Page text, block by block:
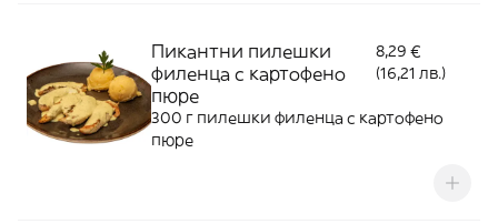
Пикантни пилешки
филенца с картофено
пюре
8,29 €
(16,21 лв.)
300 г пилешки филенца с картофено
пюре